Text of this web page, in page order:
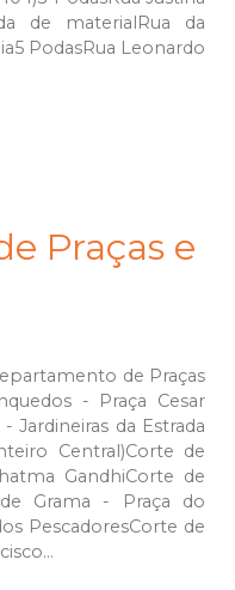
de materialRua da
PodasRua Leonardo
Praças e
de Praças
- Praça Cesar
Jardineiras da Estrada
Central)Corte de
GandhiCorte de
Grama - Praça do
PescadoresCorte de